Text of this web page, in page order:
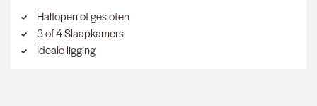
Halfopen of gesloten
3 of 4 Slaapkamers
Ideale ligging